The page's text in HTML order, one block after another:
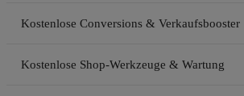
Kostenlose Conversions & Verkaufsbooster
Kostenlose Shop-Werkzeuge & Wartung